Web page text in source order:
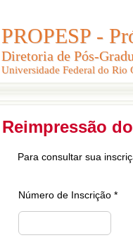
PROPESP -
Diretoria de Pós-
Universidade Federal do Rio
PROPESP -
Diretoria de Pós-
Universidade Federal do Rio
Reimpressão
Para consultar sua
Número de Inscrição *